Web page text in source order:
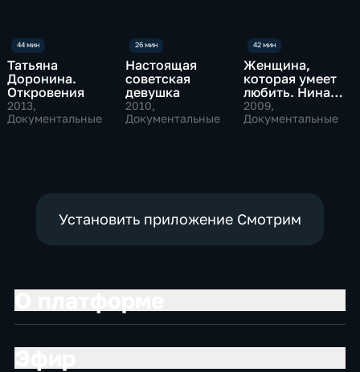
Татьяна
Доронина.
Откровения
2013,
Документальные
Настоящая
советская
девушка
2010,
Документальные
Женщина,
которая умеет
любить. Нина
Дорошина
2009,
Документальные
Установить приложение Смотрим